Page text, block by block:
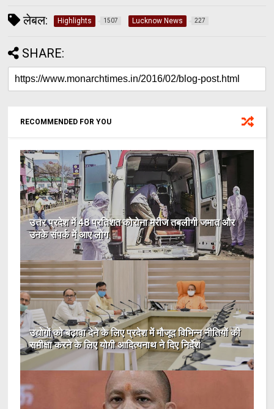
लेबल: Highlights 1507 Lucknow News 227
SHARE:
RECOMMENDED FOR YOU
उत्तर प्रदेश में 48 प्रतिशत कोरोना मरीज तबलीगी जमात और
उनके संपर्क में आए लोग
उद्योगों को बढ़ावा देने के लिए प्रदेश में मौजूद विभिन्न नीतियों की
समीक्षा करने के लिए योगी आदित्यनाथ ने दिए निर्देश